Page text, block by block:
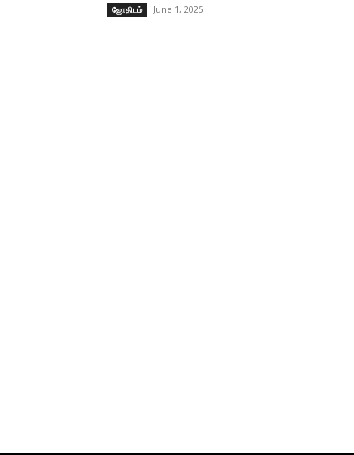
ஜோதிடம் June 1, 2025